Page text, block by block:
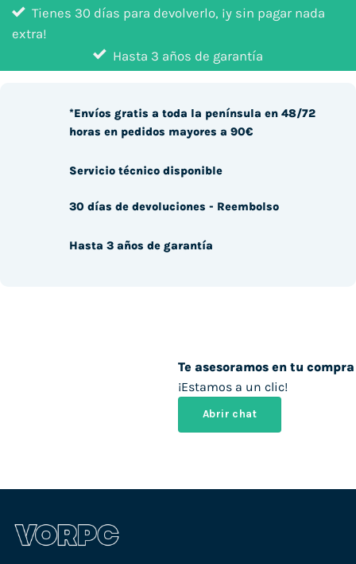
Tienes 30 días para devolverlo, ¡y sin pagar nada
extra!
Hasta 3 años de garantía
Te asesoramos en tu compra
¡Estamos a un clic!
Abrir chat
*Envíos gratis a toda la península en 48/72
horas en pedidos mayores a 90€
Servicio técnico disponible
30 días de devoluciones - Reembolso
Hasta 3 años de garantía